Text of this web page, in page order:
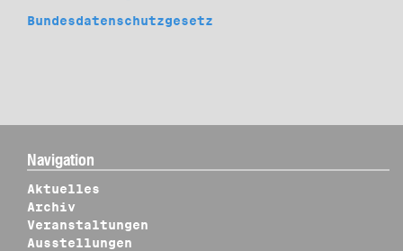
Bundesdatenschutzgesetz
Navigation
Aktuelles
Archiv
Veranstaltungen
Ausstellungen